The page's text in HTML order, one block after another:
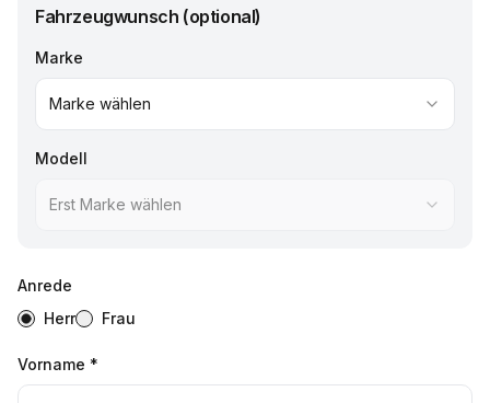
Fahrzeugwunsch (optional)
Marke
Marke wählen
Modell
Erst Marke wählen
Anrede
Herr
Frau
Vorname *